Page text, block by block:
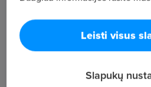
5
Darbuotojų sk.
Peržiūros
Vid. atlyginimas
Leisti visus
Slapukų